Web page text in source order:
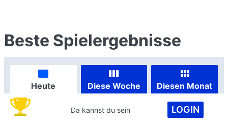
Beste Spielergebnisse
Heute Diese Woche Diesen Monat
Da kannst du sein LOGIN